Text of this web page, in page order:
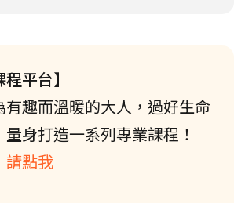
程平台】
有趣而溫暖的大人，過好生命
身打造一系列專業課程！
請點我